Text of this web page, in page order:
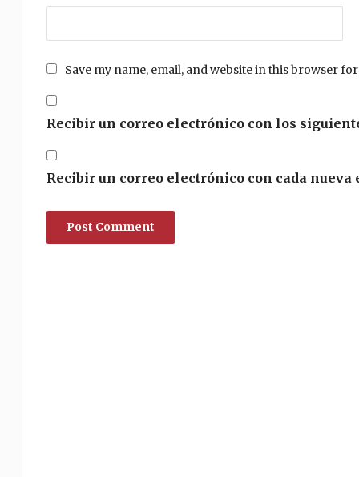
Save my name, email, and website in this browser
Recibir un correo electrónico con los
Recibir un correo electrónico con cada nueva